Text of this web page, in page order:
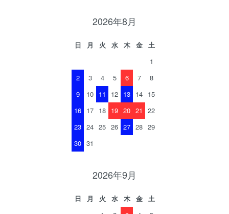
2026年8月
日 月 火 水 木 金
土
1
2
3 4 5 6 7
8
9
10 11 12 13 14 15
16 17 18 19 20 21
22
23 24 25 26 27 28 29
30 31
2026年9月
日 月 火 水 木 金
土